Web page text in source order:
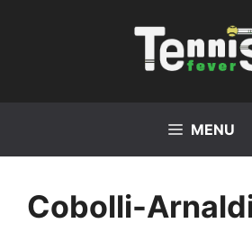
MENU
Cobolli-